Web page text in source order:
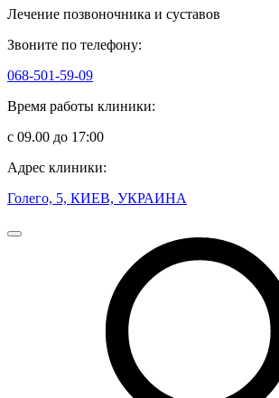
Лечение позвоночника и суставов
Звоните по телефону:
068-501-59-09
Время работы клиники:
с 09.00 до 17:00
Адрес клиники:
Голего, 5, КИЕВ, УКРАИНА